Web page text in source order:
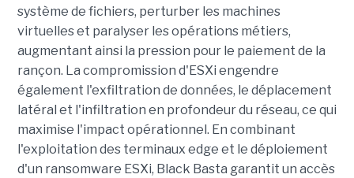
système de fichiers, perturber les machines
virtuelles et paralyser les opérations métiers,
augmentant ainsi la pression pour le paiement de la
rançon. La compromission d'ESXi engendre
également l'exfiltration de données, le déplacement
latéral et l'infiltration en profondeur du réseau, ce qui
maximise l'impact opérationnel. En combinant
l'exploitation des terminaux edge et le déploiement
d'un ransomware ESXi, Black Basta garantit un accès